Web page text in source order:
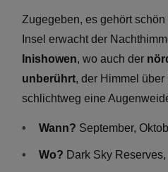
Zugegeben, es gehört
Insel erwacht der
Inishowen, wo auch der
unberührt, der Himmel
schlichtweg eine
Wann? September,
Wo? Dark Sky